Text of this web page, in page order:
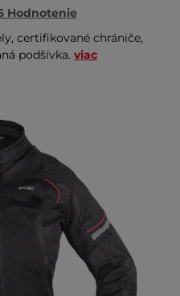
Hodnotenie
certifikované chrániče,
podšívka. viac